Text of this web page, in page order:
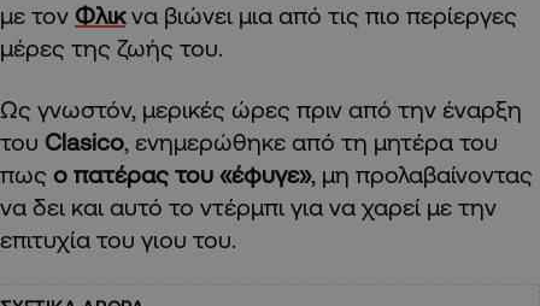
με τον Φλικνα βιώνει μια από τις πιο περίεργες
μέρες της ζωής του.
Ως γνωστόν, μερικές ώρες πριν από την έναρξη
του Clasico, ενημερώθηκε από τη μητέρα του
πως ο πατέρας του «έφυγε», μη προλαβαίνοντας
να δει και αυτό το ντέρμπι για να χαρεί με την
επιτυχία του γιου του.